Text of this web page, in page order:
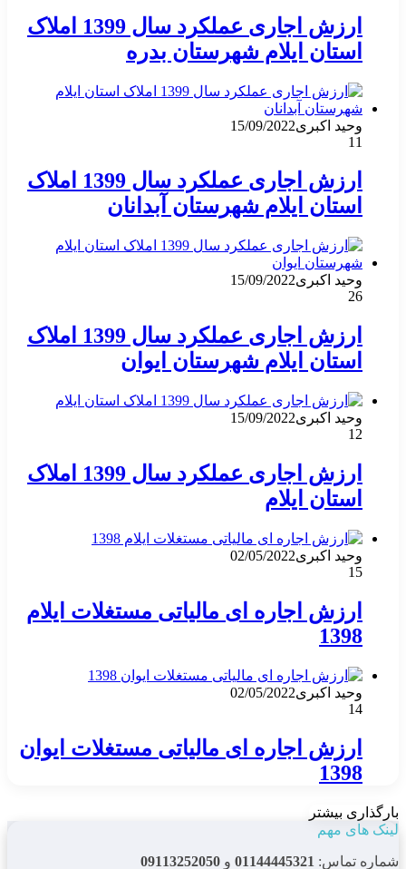
ارزش اجاری عملکرد سال 1399 املاک
استان ایلام شهرستان بدره
وحید اکبری15/09/2022
11
ارزش اجاری عملکرد سال 1399 املاک
استان ایلام شهرستان آبدانان
وحید اکبری15/09/2022
26
ارزش اجاری عملکرد سال 1399 املاک
استان ایلام شهرستان ایوان
وحید اکبری15/09/2022
12
ارزش اجاری عملکرد سال 1399 املاک
استان ایلام
وحید اکبری02/05/2022
15
ارزش اجاره ای مالیاتی مستغلات ایلام
1398
وحید اکبری02/05/2022
14
ارزش اجاره ای مالیاتی مستغلات ایوان
1398
بارگذاری بیشتر
لینک های مهم
شماره تماس: 01144445321 و 09113252050